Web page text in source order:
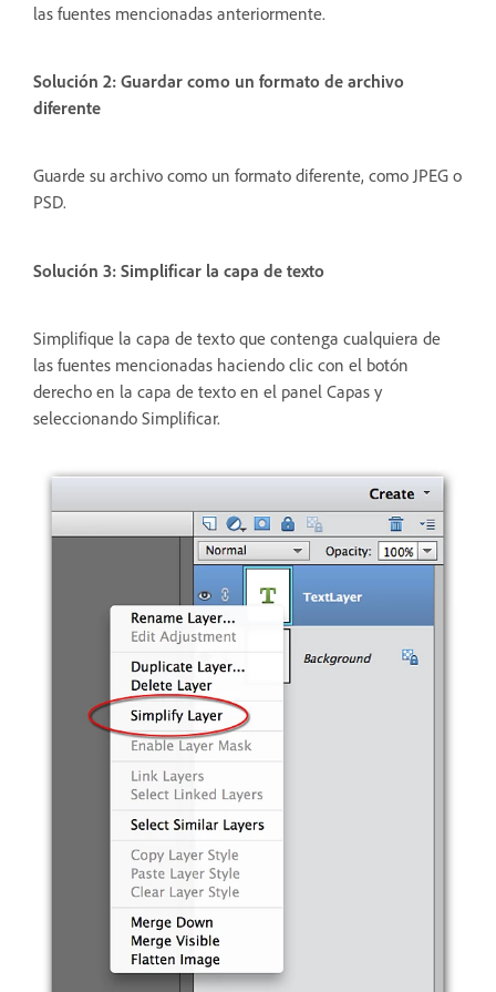
las fuentes mencionadas anteriormente.
Solución 2: Guardar como un formato de archivo
diferente
Guarde su archivo como un formato diferente, como JPEG o
PSD.
Solución 3: Simplificar la capa de texto
Simplifique la capa de texto que contenga cualquiera de
las fuentes mencionadas haciendo clic con el botón
derecho en la capa de texto en el panel Capas y
seleccionando Simplificar.